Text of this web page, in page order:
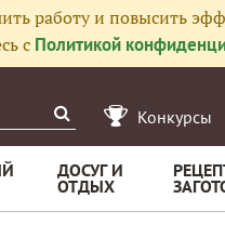
работу и повысить
с Политикой
Конкурсы
ДОСУГ И
ОТДЫХ